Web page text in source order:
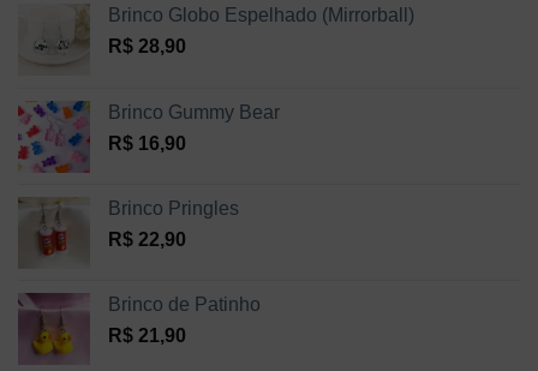
Brinco Globo Espelhado (Mirrorball)
R$ 28,90
Brinco Gummy Bear
R$ 16,90
Brinco Pringles
R$ 22,90
Brinco de Patinho
R$ 21,90